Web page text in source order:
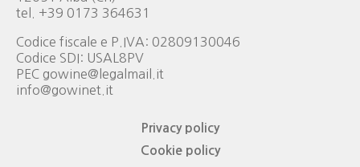
tel. +39 0173 364631
Codice fiscale e P.IVA: 02809130046
Codice SDI: USAL8PV
PEC gowine@legalmail.it
info@gowinet.it
Privacy policy
Cookie policy